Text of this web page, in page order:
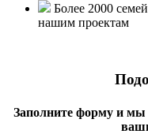
Более 2000
нашим проектам
Заполните форму и мы